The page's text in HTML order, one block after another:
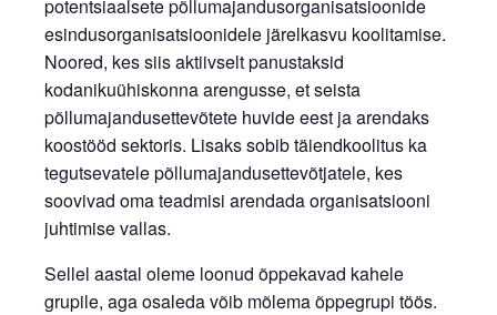
potentsiaalsete põllumajandusorganisatsioonide
esindusorganisatsioonidele järelkasvu koolitamise.
Noored, kes siis aktiivselt panustaksid
kodanikuühiskonna arengusse, et seista
põllumajandusettevõtete huvide eest ja arendaks
koostööd sektoris. Lisaks sobib täiendkoolitus ka
tegutsevatele põllumajandusettevõtjatele, kes
soovivad oma teadmisi arendada organisatsiooni
juhtimise vallas.
Sellel aastal oleme loonud õppekavad kahele
grupile, aga osaleda võib mõlema õppegrupi töös.